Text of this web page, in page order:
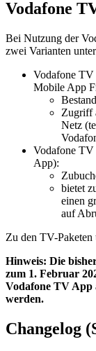
Vodafone
Bei Nutzung der
zwei Varianten
Vodafone
Mobile App
Zugriff
Netz
Vodafone
App):
bietet
einen
auf
Zu den TV-Paketen
Hinweis: Die
zum 1. Februar
Vodafone TV App
werden.
Changelog